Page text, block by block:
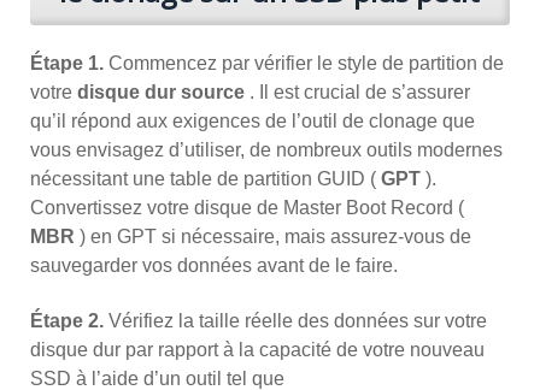
Étape 1. Commencez par vérifier le style de partition de
votre disque dur source . Il est crucial de s’assurer
qu’il répond aux exigences de l’outil de clonage que
vous envisagez d’utiliser, de nombreux outils modernes
nécessitant une table de partition GUID ( GPT ).
Convertissez votre disque de Master Boot Record (
MBR ) en GPT si nécessaire, mais assurez-vous de
sauvegarder vos données avant de le faire.
Étape 2. Vérifiez la taille réelle des données sur votre
disque dur par rapport à la capacité de votre nouveau
SSD à l’aide d’un outil tel que